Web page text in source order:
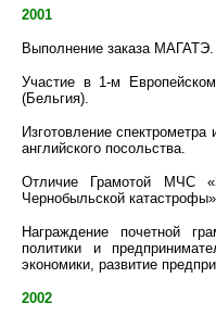
2001
Выполнение заказа
Участие в 1-м
(Бельгия).
Изготовление
английского посольства.
Отличие Грамотой МЧС
Чернобыльской
Награждение почетной
политики и
экономики, развитие
2002